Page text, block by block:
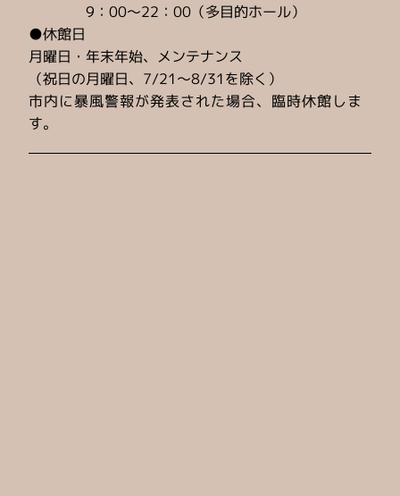
2026-02-28
令和8年度各種カレンダー
2026-02-21
春の短期教室参加者募集中
9：00〜22：00（多目的ホール）
●休館日
月曜日・年末年始、メンテナンス
（祝日の月曜日、7/21～8/31を除く）
市内に暴風警報が発表された場合、臨時休館しま
す。